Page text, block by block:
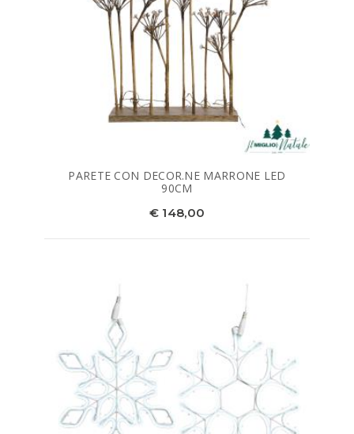
PARETE CON DECOR.NE MARRONE LED
90CM
€ 148,00